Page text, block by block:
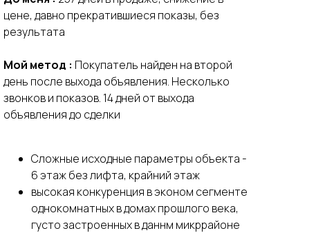
цене, давно прекратившиеся показы, без
результата
Мой метод : Покупатель найден на второй
день после выхода объявления. Несколько
звонков и показов. 14 дней от выхода
объявления до сделки
Сложные исходные параметры объекта -
6 этаж без лифта, крайний этаж
высокая конкуренция в эконом сегменте
однокомнатных в домах прошлого века,
густо застроенных в даннм микррайоне